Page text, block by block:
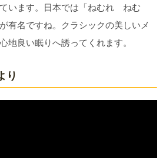
います。日本では「ねむれ ねむ
名ですね。クラシックの美しいメ
地良い眠りへ誘ってくれます。
り